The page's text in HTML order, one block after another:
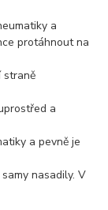
a
protáhnout na
straně
a
a pevně je
nasadily. V